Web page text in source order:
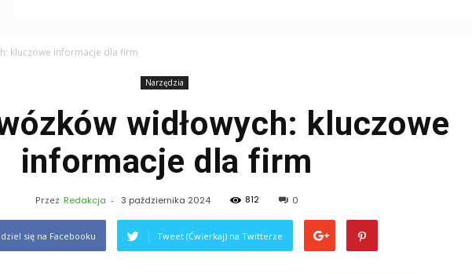
kluczowe informacje dla firm
Narzędzia
widłowych: kluczowe
informacje dla firm
Przez Redakcja - 3 października 2024 812 0
się na Facebooku Tweet (Ćwierkaj) na Twitterze